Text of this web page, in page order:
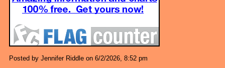
Posted by Jennifer Riddle on 6/2/2026, 8:52 pm